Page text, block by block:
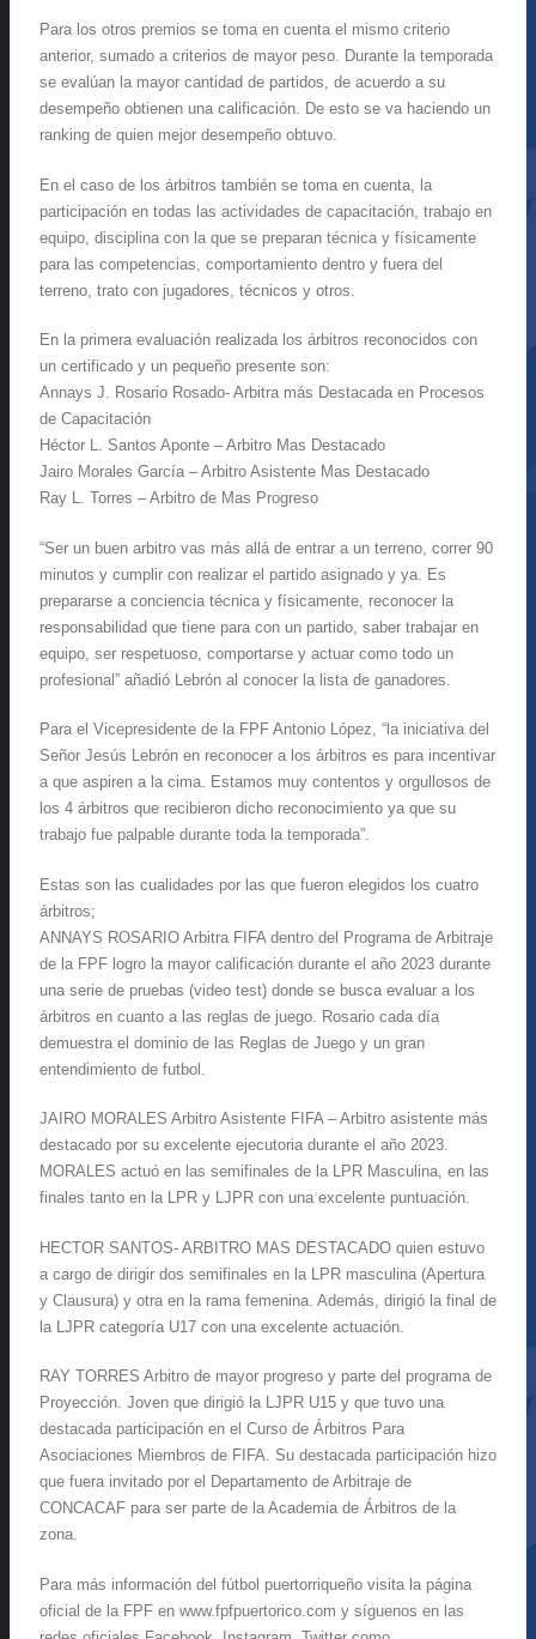
Para los otros premios se toma en cuenta el mismo criterio
anterior, sumado a criterios de mayor peso. Durante la temporada
se evalúan la mayor cantidad de partidos, de acuerdo a su
desempeño obtienen una calificación. De esto se va haciendo un
ranking de quien mejor desempeño obtuvo.
En el caso de los árbitros también se toma en cuenta, la
participación en todas las actividades de capacitación, trabajo en
equipo, disciplina con la que se preparan técnica y físicamente
para las competencias, comportamiento dentro y fuera del
terreno, trato con jugadores, técnicos y otros.
En la primera evaluación realizada los árbitros reconocidos con
un certificado y un pequeño presente son:
Annays J. Rosario Rosado- Arbitra más Destacada en Procesos
de Capacitación
Héctor L. Santos Aponte – Arbitro Mas Destacado
Jairo Morales García – Arbitro Asistente Mas Destacado
Ray L. Torres – Arbitro de Mas Progreso
“Ser un buen arbitro vas más allá de entrar a un terreno, correr 90
minutos y cumplir con realizar el partido asignado y ya. Es
prepararse a conciencia técnica y físicamente, reconocer la
responsabilidad que tiene para con un partido, saber trabajar en
equipo, ser respetuoso, comportarse y actuar como todo un
profesional” añadió Lebrón al conocer la lista de ganadores.
Para el Vicepresidente de la FPF Antonio López, “la iniciativa del
Señor Jesús Lebrón en reconocer a los árbitros es para incentivar
a que aspiren a la cima. Estamos muy contentos y orgullosos de
los 4 árbitros que recibieron dicho reconocimiento ya que su
trabajo fue palpable durante toda la temporada”.
Estas son las cualidades por las que fueron elegidos los cuatro
árbitros;
ANNAYS ROSARIO Arbitra FIFA dentro del Programa de Arbitraje
de la FPF logro la mayor calificación durante el año 2023 durante
una serie de pruebas (video test) donde se busca evaluar a los
árbitros en cuanto a las reglas de juego. Rosario cada día
demuestra el dominio de las Reglas de Juego y un gran
entendimiento de futbol.
JAIRO MORALES Arbitro Asistente FIFA – Arbitro asistente más
destacado por su excelente ejecutoria durante el año 2023.
MORALES actuó en las semifinales de la LPR Masculina, en las
finales tanto en la LPR y LJPR con una excelente puntuación.
HECTOR SANTOS- ARBITRO MAS DESTACADO quien estuvo
a cargo de dirigir dos semifinales en la LPR masculina (Apertura
y Clausura) y otra en la rama femenina. Además, dirigió la final de
la LJPR categoría U17 con una excelente actuación.
RAY TORRES Arbitro de mayor progreso y parte del programa de
Proyección. Joven que dirigió la LJPR U15 y que tuvo una
destacada participación en el Curso de Árbitros Para
Asociaciones Miembros de FIFA. Su destacada participación hizo
que fuera invitado por el Departamento de Arbitraje de
CONCACAF para ser parte de la Academia de Árbitros de la
zona.
Para más información del fútbol puertorriqueño visita la página
oficial de la FPF en www.fpfpuertorico.com y síguenos en las